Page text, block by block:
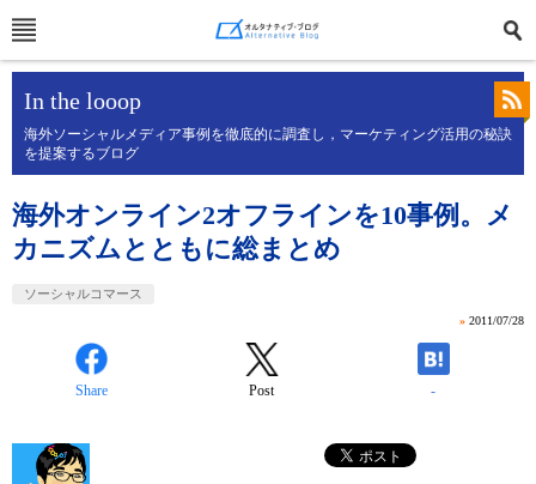
In the looop
海外ソーシャルメディア事例を徹底的に調査し，マーケティング活用の秘訣
を提案するブログ
海外オンライン2オフラインを10事例。メ
カニズムとともに総まとめ
ソーシャルコマース
» 2011/07/28
Share Post -